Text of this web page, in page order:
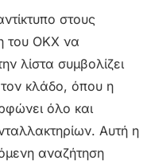
στους
OKX να
λίστα συμβολίζει
κλάδο, όπου η
όλο και
Αυτή η
αναζήτηση